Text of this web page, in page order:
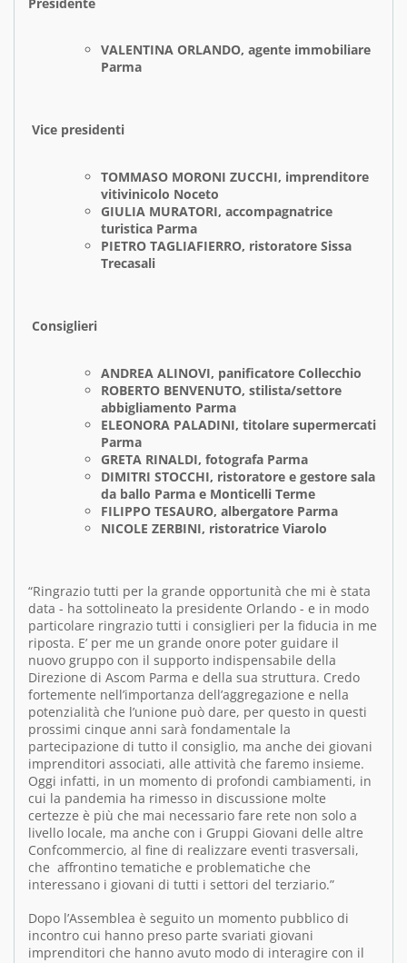
VALENTINA ORLANDO, agente immobiliare
Parma
Vice presidenti
TOMMASO MORONI ZUCCHI, imprenditore
vitivinicolo Noceto
GIULIA MURATORI, accompagnatrice
turistica Parma
PIETRO TAGLIAFIERRO, ristoratore Sissa
Trecasali
Consiglieri
ANDREA ALINOVI, panificatore Collecchio
ROBERTO BENVENUTO, stilista/settore
abbigliamento Parma
ELEONORA PALADINI, titolare supermercati
Parma
GRETA RINALDI, fotografa Parma
DIMITRI STOCCHI, ristoratore e gestore sala
da ballo Parma e Monticelli Terme
FILIPPO TESAURO, albergatore Parma
NICOLE ZERBINI, ristoratrice Viarolo
“Ringrazio tutti per la grande opportunità che mi è stata
data - ha sottolineato la presidente Orlando - e in modo
particolare ringrazio tutti i consiglieri per la fiducia in me
riposta. E’ per me un grande onore poter guidare il
nuovo gruppo con il supporto indispensabile della
Direzione di Ascom Parma e della sua struttura. Credo
fortemente nell’importanza dell’aggregazione e nella
potenzialità che l’unione può dare, per questo in questi
prossimi cinque anni sarà fondamentale la
partecipazione di tutto il consiglio, ma anche dei giovani
imprenditori associati, alle attività che faremo insieme.
Oggi infatti, in un momento di profondi cambiamenti, in
cui la pandemia ha rimesso in discussione molte
certezze è più che mai necessario fare rete non solo a
livello locale, ma anche con i Gruppi Giovani delle altre
Confcommercio, al fine di realizzare eventi trasversali,
che affrontino tematiche e problematiche che
interessano i giovani di tutti i settori del terziario.”
Dopo l’Assemblea è seguito un momento pubblico di
incontro cui hanno preso parte svariati giovani
imprenditori che hanno avuto modo di interagire con il